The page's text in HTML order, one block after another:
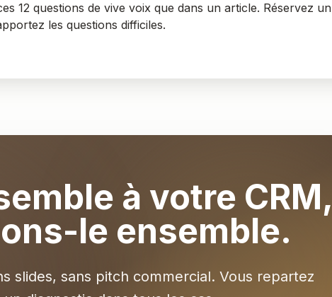
12 questions de vive voix que dans un article. Réservez un
les questions difficiles.
à votre CRM,
le ensemble.
slides, sans pitch commercial. Vous repartez